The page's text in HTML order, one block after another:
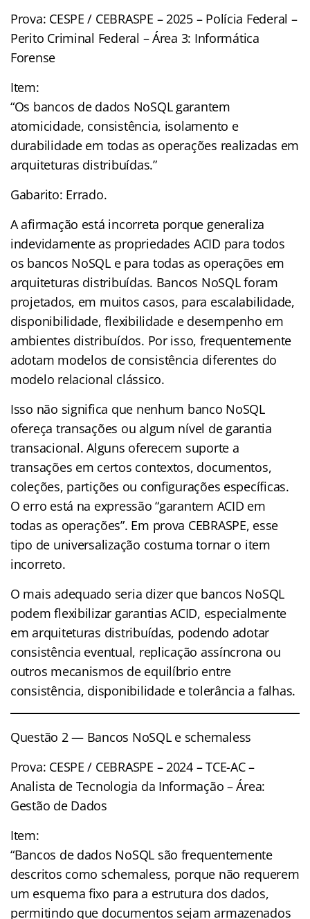
Prova: CESPE / CEBRASPE – 2025 – Polícia Federal –
Perito Criminal Federal – Área 3: Informática
Forense
Item:
“Os bancos de dados NoSQL garantem
atomicidade, consistência, isolamento e
durabilidade em todas as operações realizadas em
arquiteturas distribuídas.”
Gabarito: Errado.
A afirmação está incorreta porque generaliza
indevidamente as propriedades ACID para todos
os bancos NoSQL e para todas as operações em
arquiteturas distribuídas. Bancos NoSQL foram
projetados, em muitos casos, para escalabilidade,
disponibilidade, flexibilidade e desempenho em
ambientes distribuídos. Por isso, frequentemente
adotam modelos de consistência diferentes do
modelo relacional clássico.
Isso não significa que nenhum banco NoSQL
ofereça transações ou algum nível de garantia
transacional. Alguns oferecem suporte a
transações em certos contextos, documentos,
coleções, partições ou configurações específicas.
O erro está na expressão “garantem ACID em
todas as operações”. Em prova CEBRASPE, esse
tipo de universalização costuma tornar o item
incorreto.
O mais adequado seria dizer que bancos NoSQL
podem flexibilizar garantias ACID, especialmente
em arquiteturas distribuídas, podendo adotar
consistência eventual, replicação assíncrona ou
outros mecanismos de equilíbrio entre
consistência, disponibilidade e tolerância a falhas.
Questão 2 — Bancos NoSQL e schemaless
Prova: CESPE / CEBRASPE – 2024 – TCE-AC –
Analista de Tecnologia da Informação – Área:
Gestão de Dados
Item:
“Bancos de dados NoSQL são frequentemente
descritos como schemaless, porque não requerem
um esquema fixo para a estrutura dos dados,
permitindo que documentos sejam armazenados